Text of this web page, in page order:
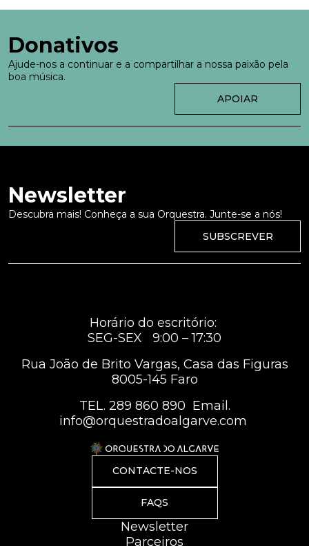
Donativos
Ajude-nos a continuar e a compartilhar a nossa paixão pela
boa música.
APOIAR
Newsletter
Descubra mais! Conheça a sua Orquestra. Junte-se a nós!
SUBSCREVER
Horário do escritório:
SEG-SEX 9:00 – 17:30
Rua João de Brito Vargas, Casa das Figuras
8005-145 Faro
TEL. 289 860 890 Email.
info@orquestradoalgarve.com
CONTACTE-NOS
FAQS
Newsletter
Parceiros